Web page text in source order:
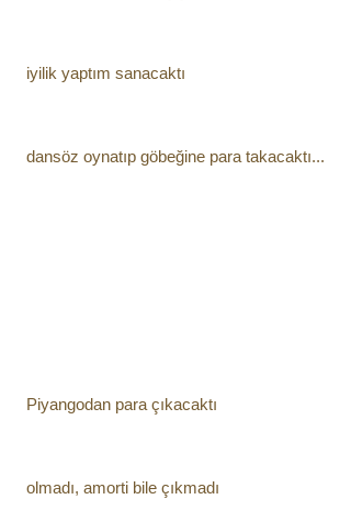
iyilik yaptım sanacaktı
dansöz oynatıp göbeğine para takacaktı...
Piyangodan para çıkacaktı
olmadı, amorti bile çıkmadı